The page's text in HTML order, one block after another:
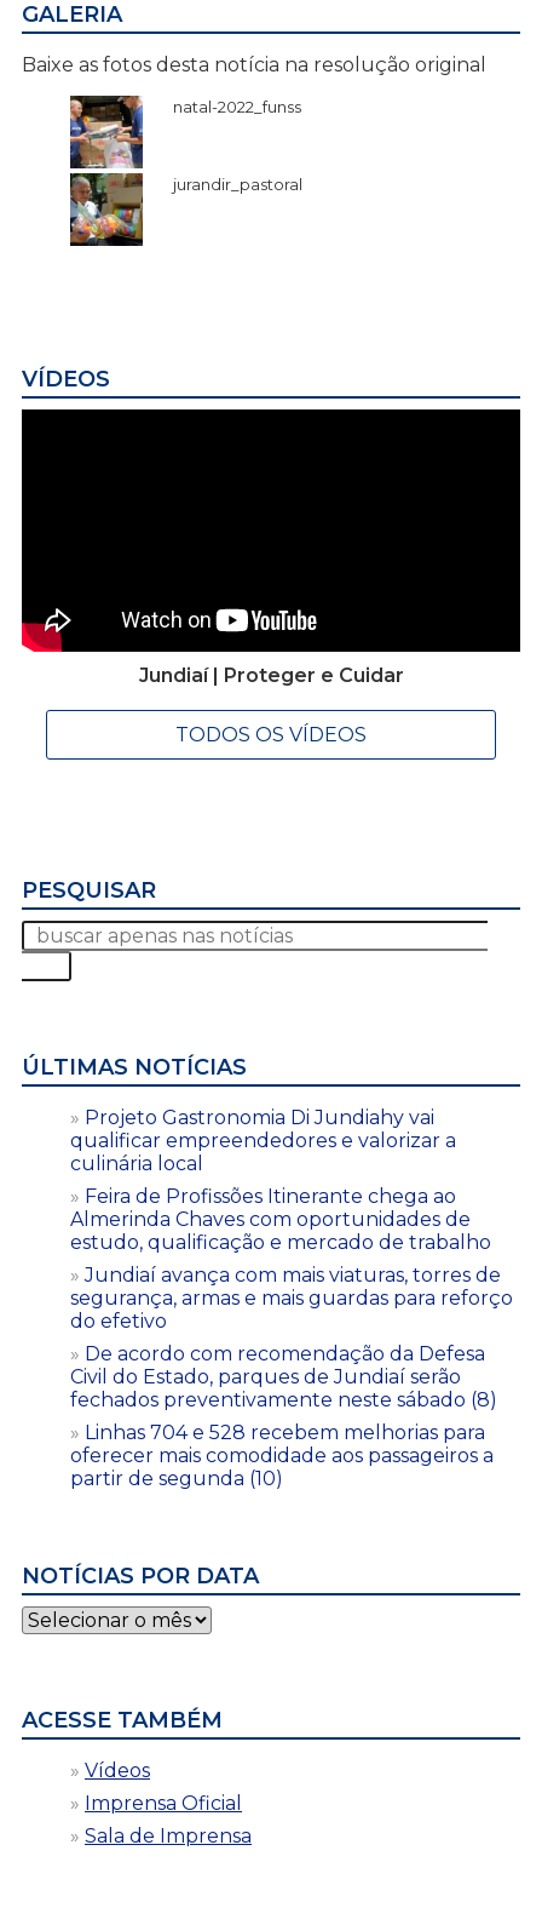
GALERIA
Baixe as fotos desta notícia na resolução original
natal-2022_funss
jurandir_pastoral
VÍDEOS
Jundiaí | Proteger e Cuidar
TODOS OS VÍDEOS
PESQUISAR
ÚLTIMAS NOTÍCIAS
Projeto Gastronomia Di Jundiahy vai
qualificar empreendedores e valorizar a
culinária local
Feira de Profissões Itinerante chega ao
Almerinda Chaves com oportunidades de
estudo, qualificação e mercado de trabalho
Jundiaí avança com mais viaturas, torres de
segurança, armas e mais guardas para reforço
do efetivo
De acordo com recomendação da Defesa
Civil do Estado, parques de Jundiaí serão
fechados preventivamente neste sábado (8)
Linhas 704 e 528 recebem melhorias para
oferecer mais comodidade aos passageiros a
partir de segunda (10)
NOTÍCIAS POR DATA
Notícias
por
ACESSE TAMBÉM
Vídeos
Imprensa Oficial
Sala de Imprensa